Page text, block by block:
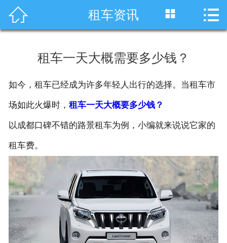
 首页
川藏线租车
服务项目
租车价格
成功案例
关于我们
 租车资讯  
租车一天大概需要多少钱？
如今，租车已经成为许多年轻人出行的选择。当租车市
场如此火爆时， 租车一天大概要多少钱？
以成都口碑不错的路景租车为例，小编就来说说它家的
租车费。